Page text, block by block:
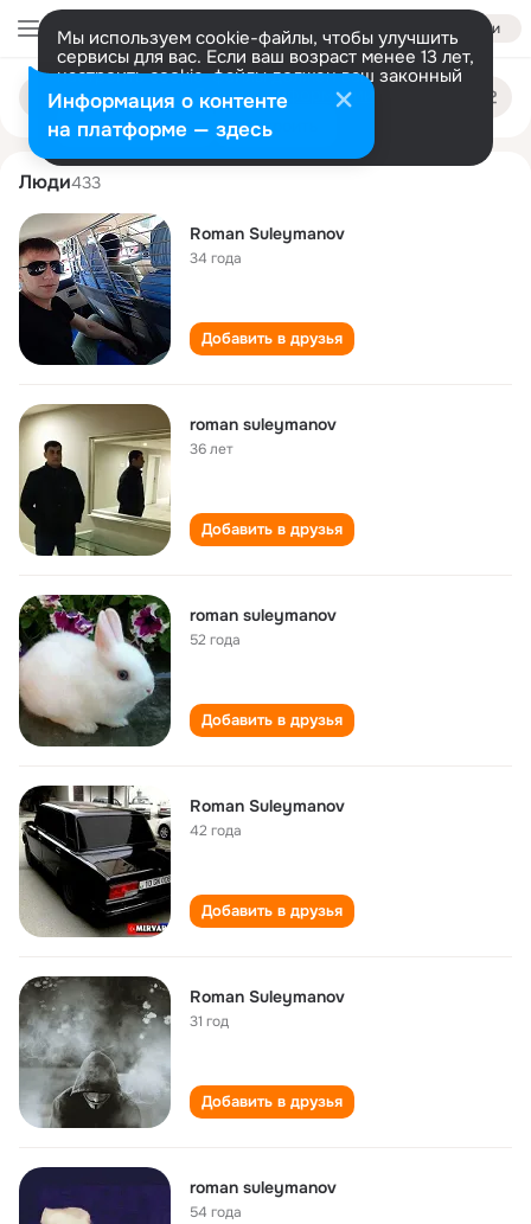
Войти
Мы используем cookie-файлы, чтобы улучшить
сервисы для вас. Если ваш возраст менее 13 лет,
настроить cookie-файлы должен ваш законный
представитель. Больше информации
Разрешить все Настроить
Поиск
людям
roman suleymanov
Люди433
Roman Suleymanov
34 года
Добавить в друзья
roman suleymanov
36 лет
Добавить в друзья
roman suleymanov
52 года
Добавить в друзья
Roman Suleymanov
42 года
Добавить в друзья
Roman Suleymanov
31 год
Добавить в друзья
roman suleymanov
54 года
Информация о контенте
на платформе — здесь